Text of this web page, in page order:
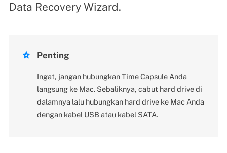
Data Recovery Wizard.
 Penting
Ingat, jangan hubungkan Time Capsule Anda
langsung ke Mac. Sebaliknya, cabut hard drive di
dalamnya lalu hubungkan hard drive ke Mac Anda
dengan kabel USB atau kabel SATA.